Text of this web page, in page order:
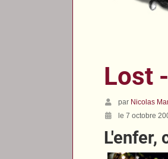
Lost
par Nicolas
le 7 octobre
L'enfer,